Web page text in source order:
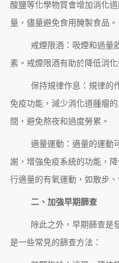
酸鹽等化學物質會增加消化
量，儘量避免食用醃製食品。
戒煙限酒：吸煙和過量
素。戒煙限酒有助於降低消化
保持規律作息：規律的
免疫功能，減少消化道腫瘤
間，避免熬夜和過度勞累。
適量運動：適量的運動
謝，增強免疫系統的功能，
行適量的有氧運動，如散步、
二、加強早期篩查
除此之外，早期篩查是
是一些常見的篩查方法：